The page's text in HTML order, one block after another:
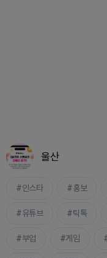
울산
인스타 홍보
유튜브 틱톡
부업 게임